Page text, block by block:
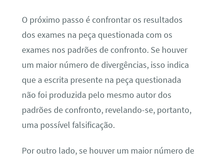
O próximo passo é confrontar os resultados
dos exames na peça questionada com os
exames nos padrões de confronto. Se houver
um maior número de divergências, isso indica
que a escrita presente na peça questionada
não foi produzida pelo mesmo autor dos
padrões de confronto, revelando-se, portanto,
uma possível falsificação.
Por outro lado, se houver um maior número de